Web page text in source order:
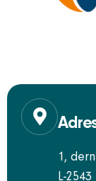
1,
L-